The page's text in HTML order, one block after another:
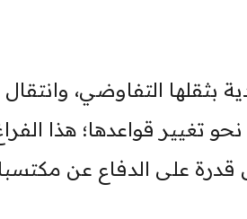
بثقلها التفاوضي،
تغيير قواعدها؛ هذا
قدرة على الدفاع عن